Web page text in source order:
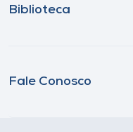
Biblioteca
Fale Conosco